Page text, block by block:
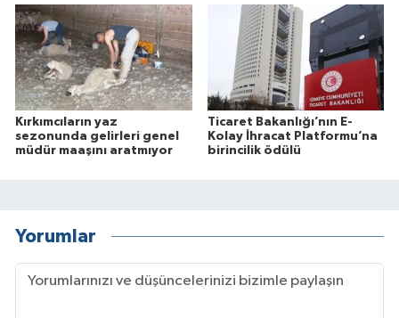
Kırkımcıların yaz
sezonunda gelirleri genel
müdür maaşını aratmıyor
Ticaret Bakanlığı’nın E-
Kolay İhracat Platformu’na
birincilik ödülü
Yorumlar